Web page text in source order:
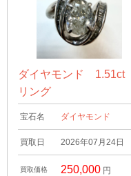
ダイヤモンド 1.51ct
リング
宝石名 ダイヤモンド
買取日 2026年07月24日
買取価格 250,000 円